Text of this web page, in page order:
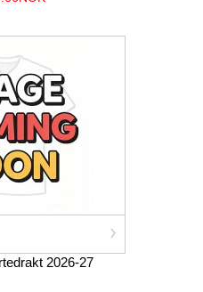
2026-27